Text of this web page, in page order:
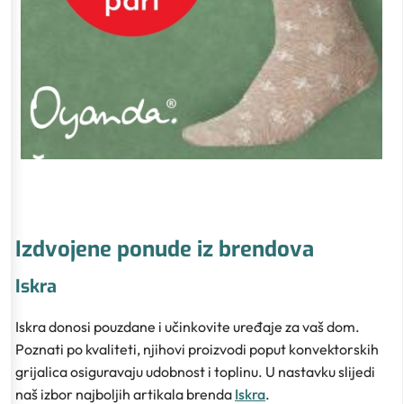
Izdvojene ponude iz brendova
Iskra
Iskra donosi pouzdane i učinkovite uređaje za vaš dom.
Poznati po kvaliteti, njihovi proizvodi poput konvektorskih
grijalica osiguravaju udobnost i toplinu. U nastavku slijedi
naš izbor najboljih artikala brenda Iskra.